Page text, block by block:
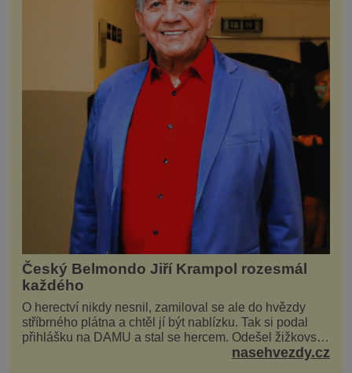
Český Belmondo Jiří Krampol rozesmál
každého
O herectví nikdy nesnil, zamiloval se ale do hvězdy
stříbrného plátna a chtěl jí být nablízku. Tak si podal
přihlášku na DAMU a stal se hercem. Odešel žižkovský
matador, který všude rozdával humor, i když jemu
nasehvezdy.cz